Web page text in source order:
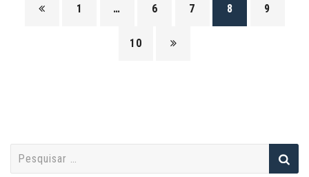
1 … 6 7 8 9
10